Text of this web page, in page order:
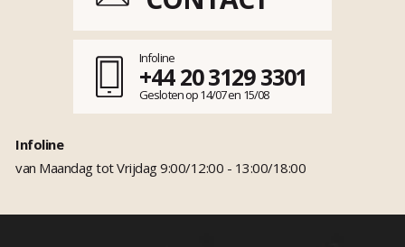
Infoline
+44 20 3129 3301
Gesloten op 14/07 en 15/08
Infoline
van Maandag tot Vrijdag 9:00/12:00 - 13:00/18:00